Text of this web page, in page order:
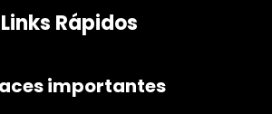
Links Rápidos
importantes